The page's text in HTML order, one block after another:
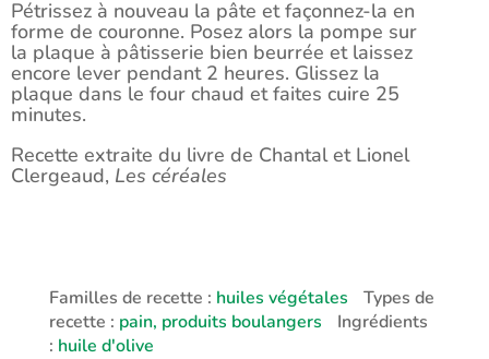
Pétrissez à nouveau la pâte et façonnez-la en
forme de couronne. Posez alors la pompe sur
la plaque à pâtisserie bien beurrée et laissez
encore lever pendant 2 heures. Glissez la
plaque dans le four chaud et faites cuire 25
minutes.
Recette extraite du livre de Chantal et Lionel
Clergeaud, Les céréales
Familles de recette : huiles végétales
Types de
recette : pain, produits boulangers
Ingrédients
: huile d'olive